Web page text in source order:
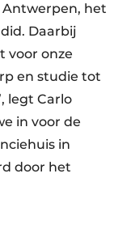
Antwerpen, het
Daarbij
voor onze
en studie tot
legt Carlo
in voor de
in
door het